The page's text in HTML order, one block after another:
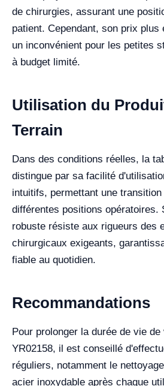
de chirurgies, assurant une
patient. Cependant, son prix plus
un inconvénient pour les petites
à budget limité.
Utilisation du
Terrain
Dans des conditions réelles, la
distingue par sa facilité
intuitifs, permettant une
différentes positions opératoires.
robuste résiste aux rigueurs des
chirurgicaux exigeants,
fiable au quotidien.
Recommandations
Pour prolonger la durée de vie
YR02158, il est conseillé
réguliers, notamment le
acier inoxydable après chaque